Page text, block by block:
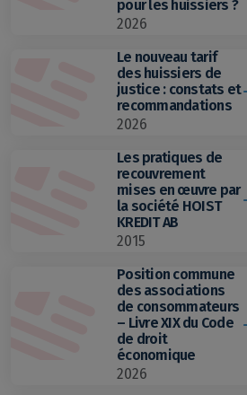
pour les huissiers ?
2026
Le nouveau tarif
des huissiers de
justice : constats et
recommandations
2026
Les pratiques de
recouvrement
mises en œuvre par
la société HOIST
KREDIT AB
2015
Position commune
des associations
de consommateurs
– Livre XIX du Code
de droit
économique
2026